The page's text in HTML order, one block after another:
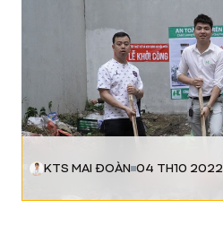
KTS MAI ĐOÀN 04 TH10 2022